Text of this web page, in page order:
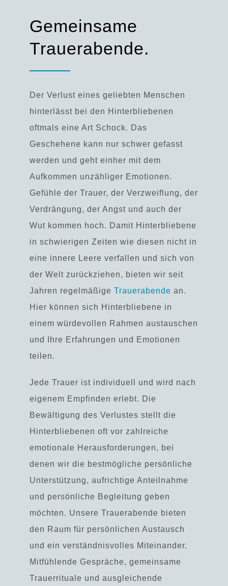
Gemeinsame
Trauerabende.
Der Verlust eines geliebten Menschen
hinterlässt bei den Hinterbliebenen
oftmals eine Art Schock. Das
Geschehene kann nur schwer gefasst
werden und geht einher mit dem
Aufkommen unzähliger Emotionen.
Gefühle der Trauer, der Verzweiflung, der
Verdrängung, der Angst und auch der
Wut kommen hoch. Damit Hinterbliebene
in schwierigen Zeiten wie diesen nicht in
eine innere Leere verfallen und sich von
der Welt zurückziehen, bieten wir seit
Jahren regelmäßigeTrauerabende an.
Hier können sich Hinterbliebene in
einem würdevollen Rahmen austauschen
und Ihre Erfahrungen und Emotionen
teilen.
Jede Trauer ist individuell und wird nach
eigenem Empfinden erlebt. Die
Bewältigung des Verlustes stellt die
Hinterbliebenen oft vor zahlreiche
emotionale Herausforderungen, bei
denen wir die bestmögliche persönliche
Unterstützung, aufrichtige Anteilnahme
und persönliche Begleitung geben
möchten. Unsere Trauerabende bieten
den Raum für persönlichen Austausch
und ein verständnisvolles Miteinander.
Mitfühlende Gespräche, gemeinsame
Trauerrituale und ausgleichende